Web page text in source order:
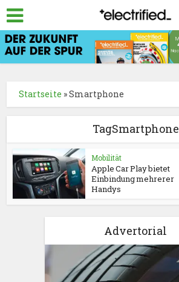
Startseite »Smartphone
TagSmartphone
Mobilität
Apple Car Play bietet
Einbindung mehrerer
Handys
Advertorial